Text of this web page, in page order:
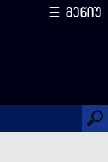
☰ მენიუ